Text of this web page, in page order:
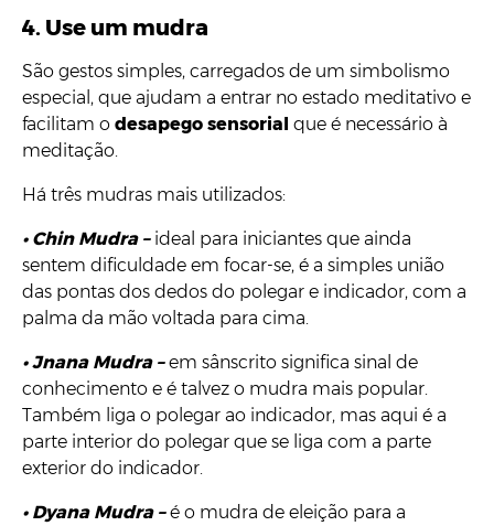
4. Use um mudra
São gestos simples, carregados de um simbolismo
especial, que ajudam a entrar no estado meditativo e
facilitam o desapego sensorial que é necessário à
meditação.
Há três mudras mais utilizados:
• Chin Mudra – ideal para iniciantes que ainda
sentem dificuldade em focar-se, é a simples união
das pontas dos dedos do polegar e indicador, com a
palma da mão voltada para cima.
•Jnana Mudra – em sânscrito significa sinal de
conhecimento e é talvez o mudra mais popular.
Também liga o polegar ao indicador, mas aqui é a
parte interior do polegar que se liga com a parte
exterior do indicador.
• Dyana Mudra – é o mudra de eleição para a